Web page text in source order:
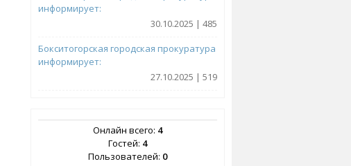
информирует:
30.10.2025 | 485
Бокситогорская городская прокуратура
информирует:
27.10.2025 | 519
Онлайн всего: 4
Гостей: 4
Пользователей: 0